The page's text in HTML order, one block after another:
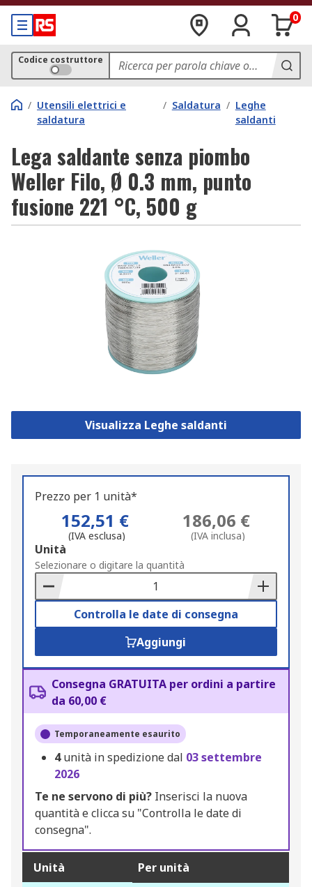
0
Codice costruttore
/ Utensili elettrici e
saldatura
/ Saldatura / Leghe
saldanti
Lega saldante senza piombo
Weller Filo, Ø 0.3 mm, punto
fusione 221 °C, 500 g
Visualizza Leghe saldanti
Prezzo per 1 unità*
152,51 €
(IVA esclusa)
186,06 €
(IVA inclusa)
Add
to
Basket
Unità
Selezionare o digitare la quantità
Controlla le date di consegna
Aggiungi
Consegna GRATUITA per ordini a partire
da 60,00 €
Temporaneamente esaurito
4unità in spedizione dal 03 settembre
2026
Te ne servono di più? Inserisci la nuova
quantità e clicca su "Controlla le date di
consegna".
Unità Per unità